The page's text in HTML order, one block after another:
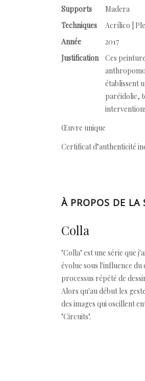
Supports
Madera
Techniques
Acrílico |
Année
2017
Justification
Ces
établissent
paréidolie,
Œuvre unique
Certificat d’authenticité
À PROPOS DE LA
Colla
"Colla" est une série que
évolue sous l'influence
processus répété de
Alors qu'au début les
des images qui oscillent
"Circuits".